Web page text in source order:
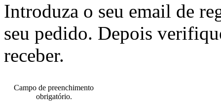
Introduza o seu email de
seu pedido. Depois
receber.
Campo de preenchimento
obrigatório.